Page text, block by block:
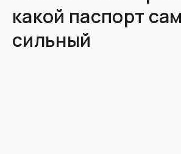
Истории
переезда
какой паспорт
сильный